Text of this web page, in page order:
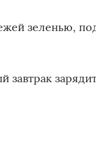
зеленью,
завтрак